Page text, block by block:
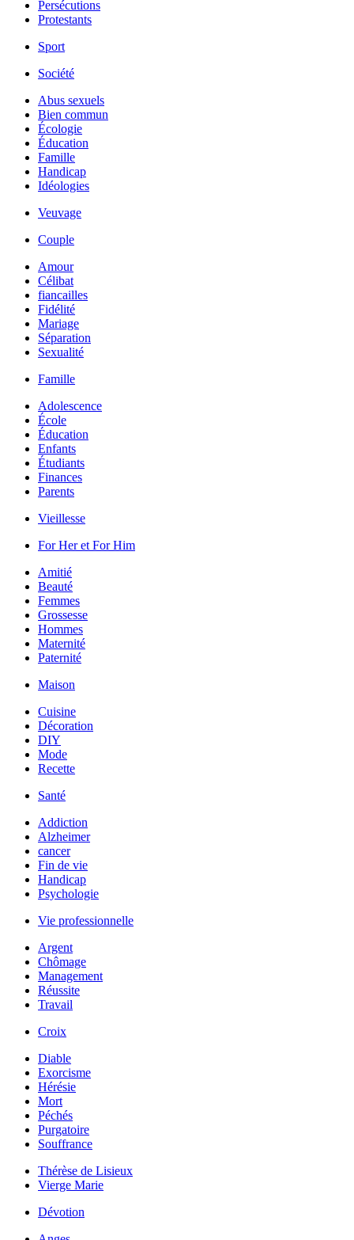
Persécutions
Protestants
Sport
Société
Abus sexuels
Bien commun
Écologie
Éducation
Famille
Handicap
Idéologies
Veuvage
Couple
Amour
Célibat
fiancailles
Fidélité
Mariage
Séparation
Sexualité
Famille
Adolescence
École
Éducation
Enfants
Étudiants
Finances
Parents
Vieillesse
For Her et For Him
Amitié
Beauté
Femmes
Grossesse
Hommes
Maternité
Paternité
Maison
Cuisine
Décoration
DIY
Mode
Recette
Santé
Addiction
Alzheimer
cancer
Fin de vie
Handicap
Psychologie
Vie professionnelle
Argent
Chômage
Management
Réussite
Travail
Croix
Diable
Exorcisme
Hérésie
Mort
Péchés
Purgatoire
Souffrance
Thérèse de Lisieux
Vierge Marie
Dévotion